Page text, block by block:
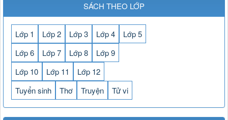
SÁCH THEO LỚP
Lớp 1 Lớp 2 Lớp 3 Lớp 4
Lớp 5
Lớp 6
Lớp 7 Lớp 8
Lớp 9
Lớp 10
Lớp 11
Lớp 12
Tuyển sinh
Thơ Truyện Tử vi